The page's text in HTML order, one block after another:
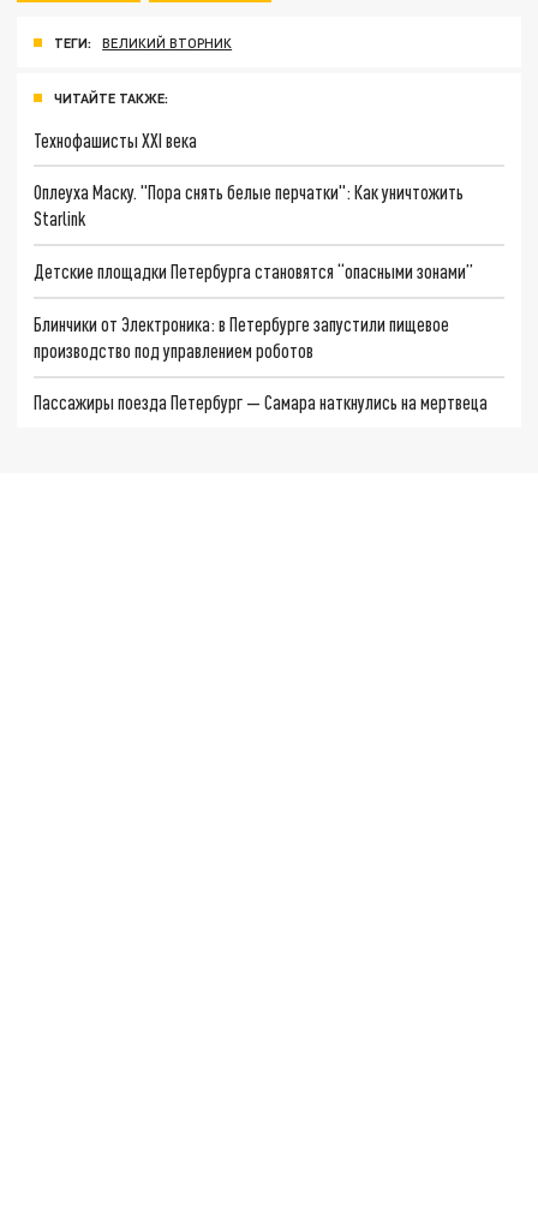
ТЕГИ: ВЕЛИКИЙ ВТОРНИК
ЧИТАЙТЕ ТАКЖЕ:
Технофашисты XXI века
Оплеуха Маску. "Пора снять белые перчатки": Как уничтожить
Starlink
Детские площадки Петербурга становятся “опасными зонами”
Блинчики от Электроника: в Петербурге запустили пищевое
производство под управлением роботов
Пассажиры поезда Петербург — Самара наткнулись на мертвеца